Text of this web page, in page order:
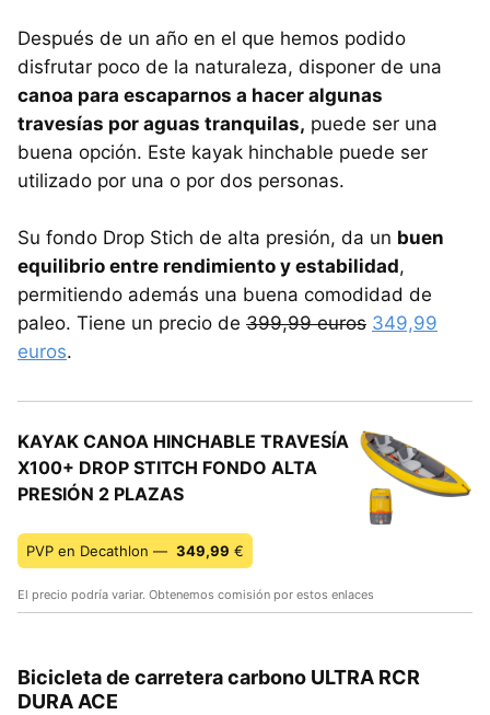
Después de un año en el que hemos podido
disfrutar poco de la naturaleza, disponer de una
canoa para escaparnos a hacer algunas
travesías por aguas tranquilas, puede ser una
buena opción. Este kayak hinchable puede ser
utilizado por una o por dos personas.
Su fondo Drop Stich de alta presión, da un buen
equilibrio entre rendimiento y estabilidad,
permitiendo además una buena comodidad de
paleo. Tiene un precio de 399,99 euros 349,99
euros.
KAYAK CANOA HINCHABLE TRAVESÍA
X100+ DROP STITCH FONDO ALTA
PRESIÓN 2 PLAZAS
PVP en Decathlon — 349,99 €
El precio podría variar. Obtenemos comisión por estos enlaces
Bicicleta de carretera carbono ULTRA RCR
DURA ACE